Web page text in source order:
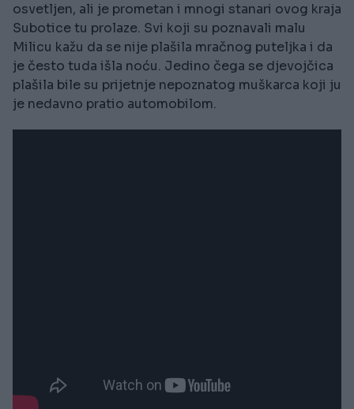
osvetljen, ali je prometan i mnogi stanari ovog kraja
Subotice tu prolaze. Svi koji su poznavali malu
Milicu kažu da se nije plašila mračnog puteljka i da
je često tuda išla noću. Jedino čega se djevojčica
plašila bile su prijetnje nepoznatog muškarca koji ju
je nedavno pratio automobilom.